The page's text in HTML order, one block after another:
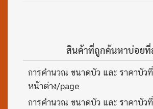
สินค้าที่ถูกค้นหาบ่อยที่
การคำนวณ ขนาดบัว และ ราคาบัว
หน้าต่าง/page
การคำนวณ ขนาดบัว และ ราคาบัว